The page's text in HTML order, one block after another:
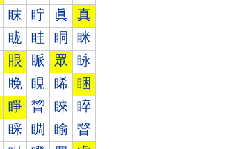
眜 眝 眞 真
眬 眭 眮 眯
眼 眽 眾 眿
睌 睍 睎 睏
睜 睝 睞 睟
睬 睭 睮 睯